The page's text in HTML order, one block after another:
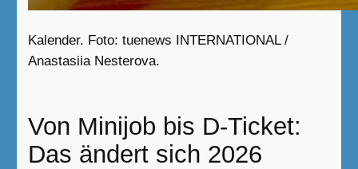
Kalender. Foto: tuenews INTERNATIONAL /
Anastasiia Nesterova.
Von Minijob bis D-Ticket:
Das ändert sich 2026